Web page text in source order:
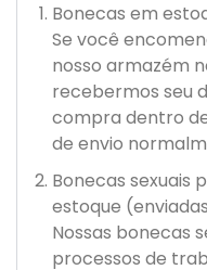
Bonecas em
Se você
nosso armazém
recebermos seu
compra dentro
de envio
Bonecas sexuais
estoque
Nossas bonecas
processos de